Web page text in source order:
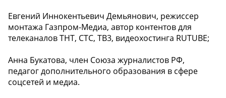
Евгений Иннокентьевич Демьянович, режиссер
монтажа Газпром-Медиа, автор контентов для
телеканалов ТНТ, СТС, ТВ3, видеохостинга RUTUBE;
Анна Букатова, член Союза журналистов РФ,
педагог дополнительного образования в сфере
соцсетей и медиа.